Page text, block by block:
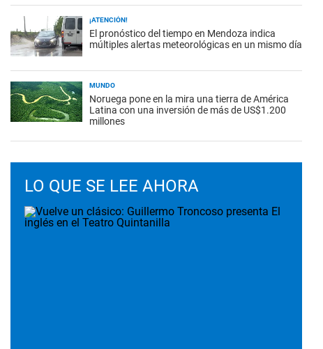
¡ATENCIÓN!
El pronóstico del tiempo en Mendoza indica
múltiples alertas meteorológicas en un mismo día
MUNDO
Noruega pone en la mira una tierra de América
Latina con una inversión de más de US$1.200
millones
LO QUE SE LEE AHORA